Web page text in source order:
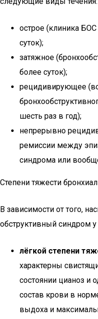
острое (клиника
суток);
затяжное
более суток);
рецидивирующее
шесть раз в год);
непрерывно
ремиссии между
синдрома или
Степени тяжести
В зависимости от того,
обструктивный синдром
лёгкой степени
характерны
состоянии цианоз и
состав крови в
выдоха и